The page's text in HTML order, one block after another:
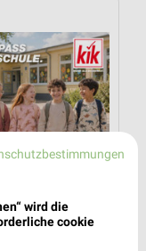
wird die
cookie